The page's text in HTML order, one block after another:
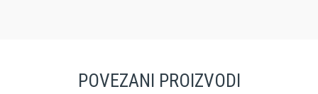
POVEZANI PROIZVODI